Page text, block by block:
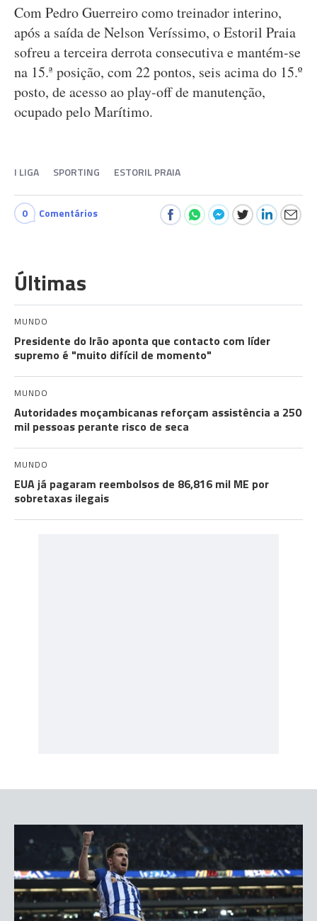
Com Pedro Guerreiro como treinador interino,
após a saída de Nelson Veríssimo, o Estoril Praia
sofreu a terceira derrota consecutiva e mantém-se
na 15.ª posição, com 22 pontos, seis acima do 15.º
posto, de acesso ao play-off de manutenção,
ocupado pelo Marítimo.
I LIGA SPORTING ESTORIL PRAIA
0 Comentários
Últimas
MUNDO
Presidente do Irão aponta que contacto com líder
supremo é "muito difícil de momento"
MUNDO
Autoridades moçambicanas reforçam assistência a 250
mil pessoas perante risco de seca
MUNDO
EUA já pagaram reembolsos de 86,816 mil ME por
sobretaxas ilegais